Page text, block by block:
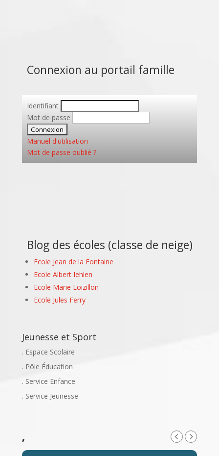
Connexion au portail famille
Identifiant
Mot de passe
Manuel d'utilisation
Mot de passe oublié ?
Blog des écoles (classe de neige)
Ecole Jean de la Fontaine
Ecole Albert Iehlen
Ecole Marie Loizillon
Ecole Jules Ferry
Jeunesse et Sport
. Espace Scolaire
. Pôle Éducation
. Service Enfance
. Service Jeunesse
,